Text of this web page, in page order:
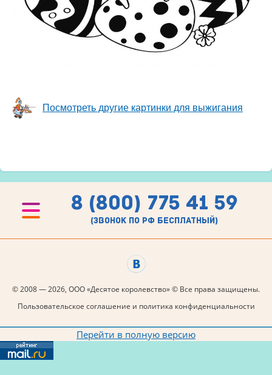
Посмотреть другие картинки для выжигания
8 (800) 775 41 59
(звонок по рф бесплатный)
© 2008 — 2026, ООО «Десятое королевство» © Все права защищены.
Пользовательское соглашение и политика конфиденциальности
Перейти в полную версию